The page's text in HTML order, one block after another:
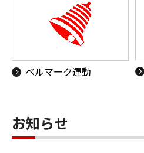
ベルマーク運動
お知らせ